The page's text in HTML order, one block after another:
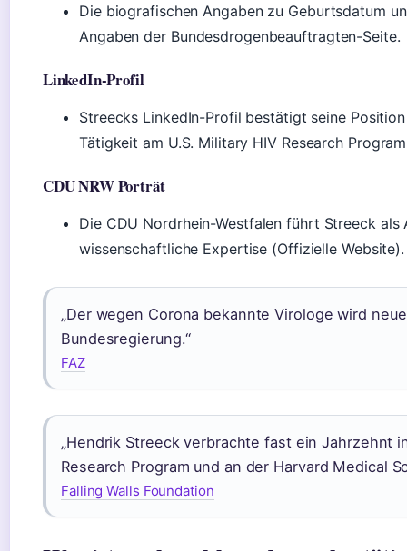
Die biografischen Angaben zu Geburtsdatum
Angaben der Bundesdrogenbeauftragten-Seite.
LinkedIn-Profil
Streecks LinkedIn-Profil bestätigt seine
Tätigkeit am U.S. Military HIV Research
CDU NRW Porträt
Die CDU Nordrhein-Westfalen führt Streeck
wissenschaftliche Expertise (Offizielle Website).
„Der wegen Corona bekannte Virologe wird
Bundesregierung.“
FAZ
„Hendrik Streeck verbrachte fast ein Jahrzehnt
Research Program und an der Harvard Medical
Falling Walls Foundation